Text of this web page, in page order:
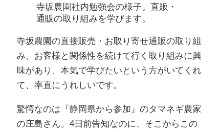
寺坂農園社内勉強会の様子。直販・
通販の取り組みを学びます。
寺坂農園の直接販売・お取り寄せ通販の取り組
み、お客様と関係性を続けて行く取り組みに興
味があり、本気で学びたいという方がいてくれ
て、率直にうれしいです。
驚愕なのは『静岡県から参加』のタマネギ農家
の庄島さん。4日前告知なのに、そこからこの